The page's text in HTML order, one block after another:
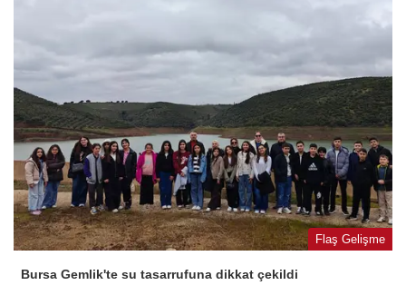
Flaş Gelişme
Bursa Gemlik'te su tasarrufuna dikkat çekildi